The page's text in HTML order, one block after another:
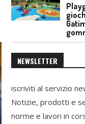
NEWSLETTER
iscriviti al servizio
Notizie, prodotti e
norme e lavori in